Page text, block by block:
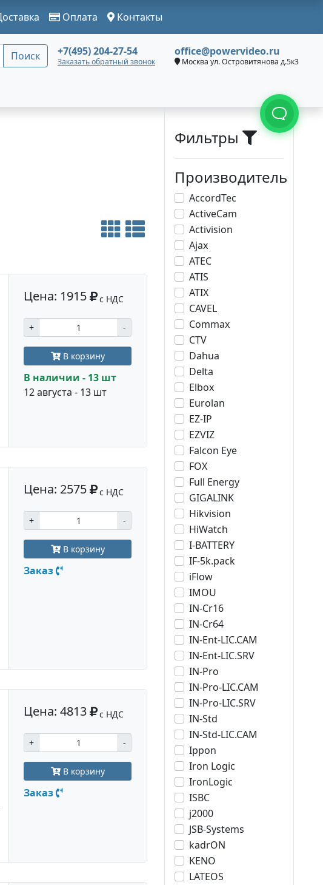
Оплата Контакты
Поиск +7(495) 204-27-54
Заказать обратный звонок
office@powervideo.ru
Москва ул. Островитянова д.5к3
Цена: 1915 с НДС
+ -
В корзину
В наличии - 13 шт
12 августа - 13 шт
Цена: 2575 с НДС
+ -
В корзину
Заказ
Цена: 4813 с НДС
+ -
В корзину
Заказ
Фильтры
Производитель
AccordTec
ActiveCam
Activision
Ajax
ATEC
ATIS
ATIX
CAVEL
Commax
CTV
Dahua
Delta
Elbox
Eurolan
EZ-IP
EZVIZ
Falcon Eye
FOX
Full Energy
GIGALINK
Hikvision
HiWatch
I-BATTERY
IF-5k.pack
iFlow
IMOU
IN-Cr16
IN-Cr64
IN-Ent-LIC.CAM
IN-Ent-LIC.SRV
IN-Pro
IN-Pro-LIC.CAM
IN-Pro-LIC.SRV
IN-Std
IN-Std-LIC.CAM
Ippon
Iron Logic
IronLogic
ISBC
j2000
JSB-Systems
kadrON
KENO
LATEOS